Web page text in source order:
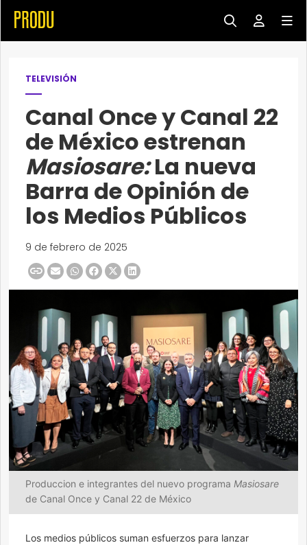
TELEVISIÓN
Canal Once y Canal 22
de México estrenan
Masiosare:La nueva
Barra de Opinión de
los Medios Públicos
9 de febrero de 2025
Produccion e integrantes del nuevo programa Masiosare
de Canal Once y Canal 22 de México
Los medios públicos suman esfuerzos para lanzar